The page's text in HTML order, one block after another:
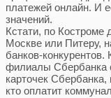
платежей онлайн. И
значений.
Кстати, по
Москве или Питеру,
банков-
филиалы Сбербанка
карточек
кто оплатит